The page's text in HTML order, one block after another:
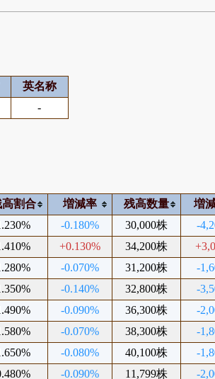
英名称
-
高割合 増減率 残高数量 増
-0.180% 30,000株
-
+0.130% 34,200株
-0.070% 31,200株
-
-0.140% 32,800株
-
-0.090% 36,300株
-
-0.070% 38,300株
-
-0.080% 40,100株
-
-0.090% 11,799株 -